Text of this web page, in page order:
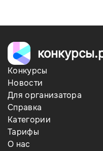
Конкурсы
Новости
Для организатора
Справка
Категории
Тарифы
О нас